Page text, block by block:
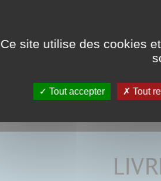
Ce site utilise des cookies
Tout accepter Tout